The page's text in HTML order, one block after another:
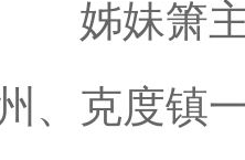
姊妹箫主
、克度镇